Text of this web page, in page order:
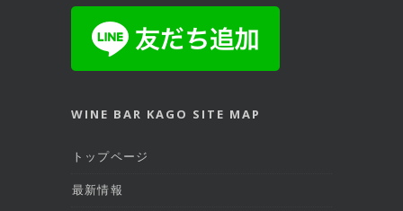
WINE BAR KAGO SITE MAP
トップページ
最新情報